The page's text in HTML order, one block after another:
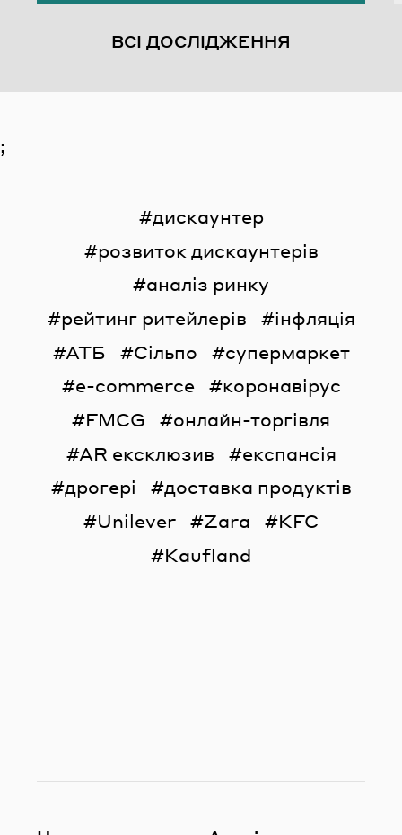
аналіз ринку ритейлу
ВСІ ДОСЛІДЖЕННЯ
;
дискаунтер
розвиток дискаунтерів
аналіз ринку
рейтинг ритейлерів
інфляція
АТБ
Сільпо
супермаркет
e-commerce
коронавірус
FMCG
онлайн-торгівля
AR ексклюзив
експансія
дрогері
доставка продуктів
Unilever
Zara
KFC
Kaufland